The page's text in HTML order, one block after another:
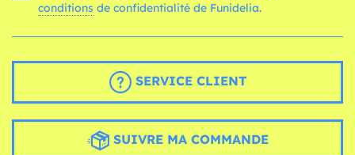
conditions de confidentialité de Funidelia.
SERVICE CLIENT
SUIVRE MA COMMANDE